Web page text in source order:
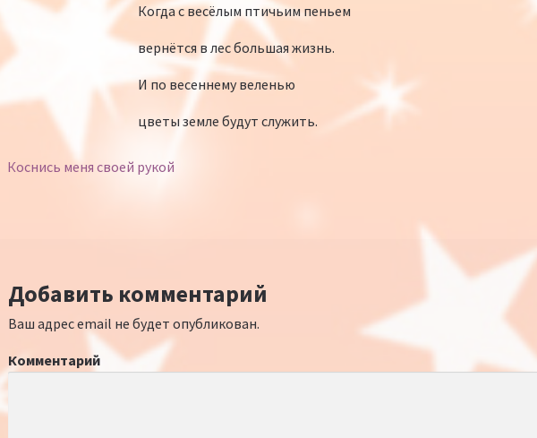
Когда с весёлым птичьим пеньем
вернётся в лес большая жизнь.
И по весеннему веленью
цветы земле будут служить.
Коснись меня своей рукой
Добавить комментарий
Ваш адрес email не будет опубликован.
Комментарий